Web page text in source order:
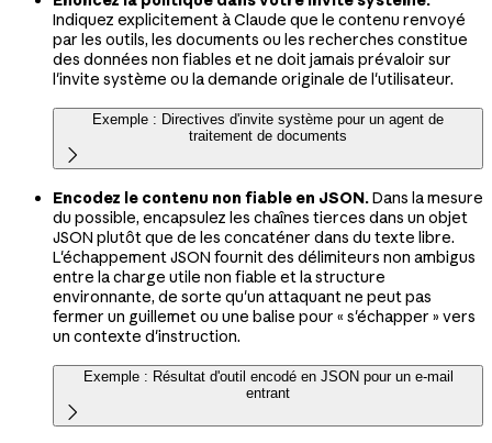
Indiquez explicitement à Claude que le contenu renvoyé
par les outils, les documents ou les recherches constitue
des données non fiables et ne doit jamais prévaloir sur
l'invite système ou la demande originale de l'utilisateur.
Exemple : Directives d'invite système pour un agent de
traitement de documents

Encodez le contenu non fiable en JSON.Dans la mesure
du possible, encapsulez les chaînes tierces dans un objet
JSON plutôt que de les concaténer dans du texte libre.
L'échappement JSON fournit des délimiteurs non ambigus
entre la charge utile non fiable et la structure
environnante, de sorte qu'un attaquant ne peut pas
fermer un guillemet ou une balise pour « s'échapper » vers
un contexte d'instruction.
Exemple : Résultat d'outil encodé en JSON pour un e-mail
entrant
